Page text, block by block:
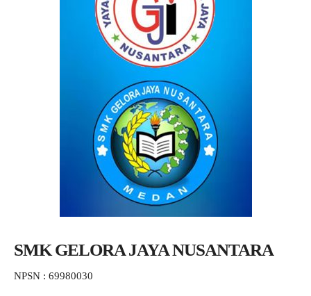
SMK GELORA JAYA NUSANTARA
NPSN : 69980030